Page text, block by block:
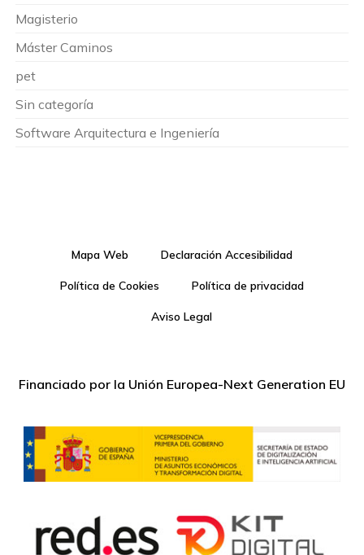
Magisterio
Máster Caminos
pet
Sin categoría
Software Arquitectura e Ingeniería
Mapa Web Declaración Accesibilidad
Política de Cookies Política de privacidad
Aviso Legal
Financiado por la Unión Europea-Next Generation EU